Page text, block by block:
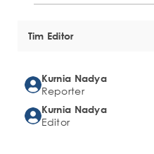
Tim Editor
Kurnia Nadya
Reporter
Kurnia Nadya
Editor